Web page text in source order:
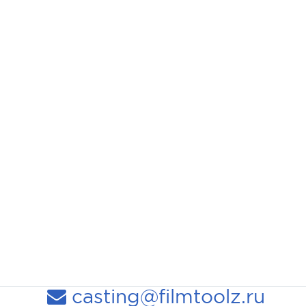
casting@filmtoolz.ru